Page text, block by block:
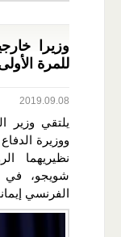
وزيرا
للمرة
2019.09.08
يلتقي وزير
ووزيرة
نظيريهما
شويجو،
الفرنسي